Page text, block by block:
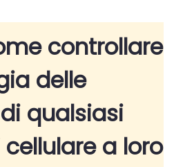
controllare
delle
qualsiasi
a loro